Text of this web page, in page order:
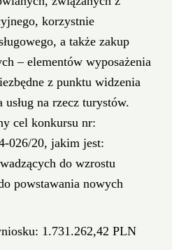
korzystnie
a także zakup
– elementów wyposażenia
z punktu widzenia
na rzecz turystów.
cel konkursu nr:
026/20, jakim jest:
do wzrostu
powstawania nowych
1.731.262,42 PLN